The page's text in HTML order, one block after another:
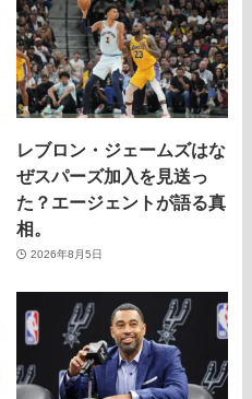
レブロン・ジェームズはな
ぜスパーズ加入を見送っ
た？エージェントが語る真
相。
2026年8月5日